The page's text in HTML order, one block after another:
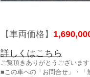
【車両価格】
詳しくはこちら
ご覧頂きありがとうございます
■この車への「お問合せ」・「